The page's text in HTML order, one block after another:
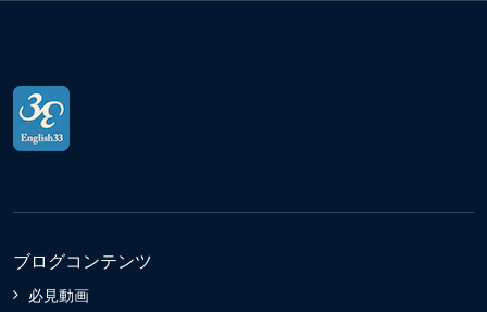
ブログコンテンツ
必見動画